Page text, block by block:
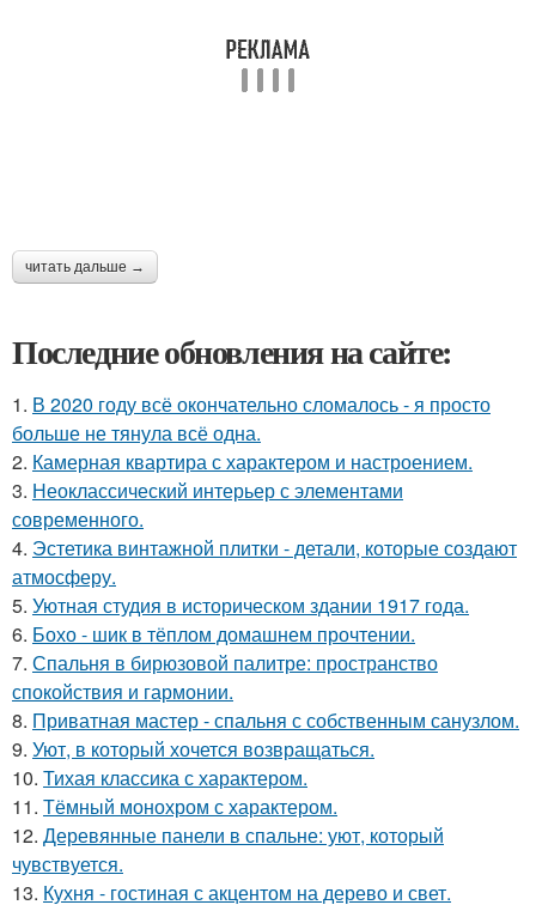
читать дальше →
Последние обновления на сайте:
1. В 2020 году всё окончательно сломалось - я просто
больше не тянула всё одна.
2. Камерная квартира с характером и настроением.
3. Неоклассический интерьер с элементами
современного.
4. Эстетика винтажной плитки - детали, которые создают
атмосферу.
5. Уютная студия в историческом здании 1917 года.
6. Бохо - шик в тёплом домашнем прочтении.
7. Спальня в бирюзовой палитре: пространство
спокойствия и гармонии.
8. Приватная мастер - спальня с собственным санузлом.
9. Уют, в который хочется возвращаться.
10. Тихая классика с характером.
11. Тёмный монохром с характером.
12. Деревянные панели в спальне: уют, который
чувствуется.
13. Кухня - гостиная с акцентом на дерево и свет.